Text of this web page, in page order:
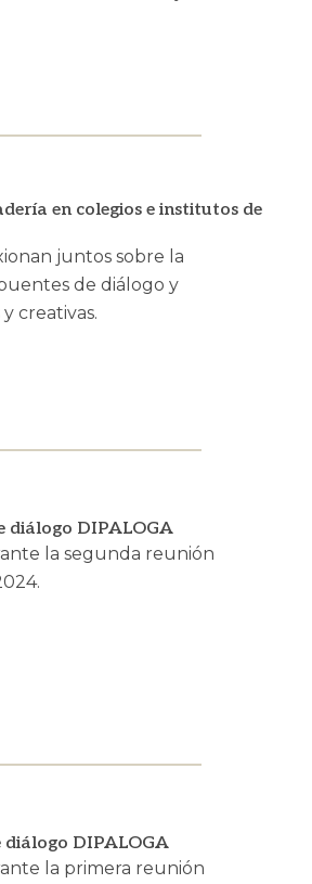
en colegios e institutos de
juntos sobre la
de diálogo y
creativas.
diálogo DIPALOGA
la segunda reunión
diálogo DIPALOGA
la primera reunión